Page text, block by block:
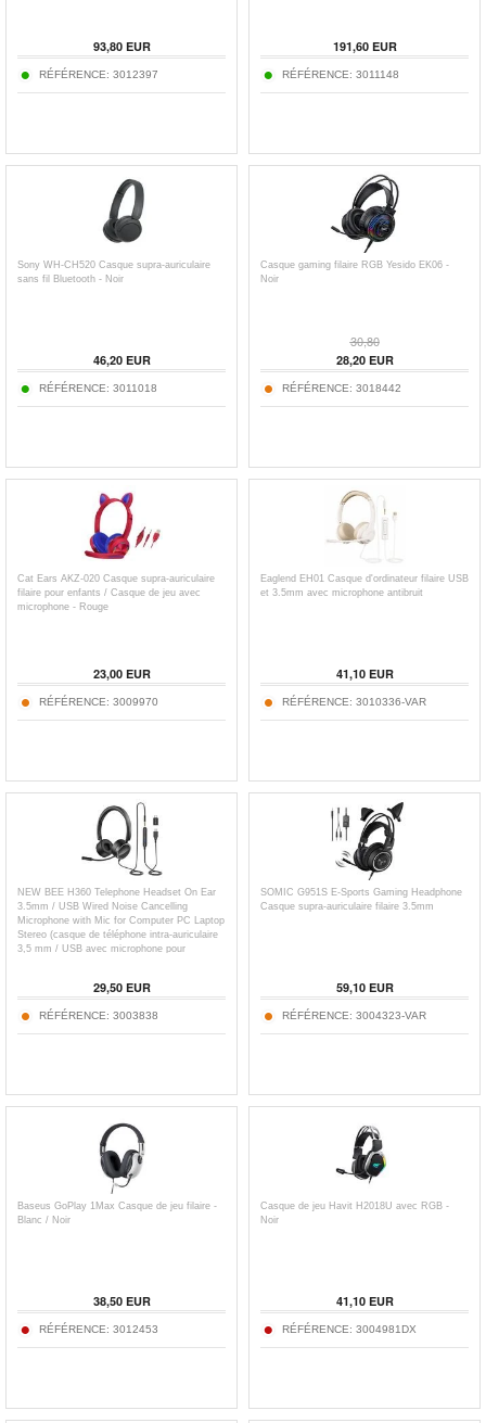
93,80EUR
RÉFÉRENCE: 3012397
191,60EUR
RÉFÉRENCE: 3011148
Sony WH-CH520 Casque supra-auriculaire
sans fil Bluetooth - Noir
46,20EUR
RÉFÉRENCE: 3011018
Casque gaming filaire RGB Yesido EK06 -
Noir
30,80
28,20EUR
RÉFÉRENCE: 3018442
Cat Ears AKZ-020 Casque supra-auriculaire
filaire pour enfants / Casque de jeu avec
microphone - Rouge
23,00EUR
RÉFÉRENCE: 3009970
Eaglend EH01 Casque d'ordinateur filaire USB
et 3.5mm avec microphone antibruit
41,10EUR
RÉFÉRENCE: 3010336-VAR
NEW BEE H360 Telephone Headset On Ear
3.5mm / USB Wired Noise Cancelling
Microphone with Mic for Computer PC Laptop
Stereo (casque de téléphone intra-auriculaire
3,5 mm / USB avec microphone pour
29,50EUR
RÉFÉRENCE: 3003838
SOMIC G951S E-Sports Gaming Headphone
Casque supra-auriculaire filaire 3.5mm
59,10EUR
RÉFÉRENCE: 3004323-VAR
Baseus GoPlay 1Max Casque de jeu filaire -
Blanc / Noir
38,50EUR
RÉFÉRENCE: 3012453
Casque de jeu Havit H2018U avec RGB -
Noir
41,10EUR
RÉFÉRENCE: 3004981DX